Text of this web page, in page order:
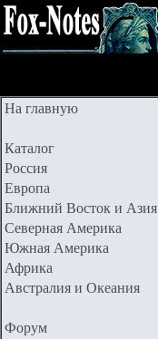
На главную
Каталог
Россия
Европа
Ближний Восток и Азия
Северная Америка
Южная Америка
Африка
Австралия и Океания
Форум